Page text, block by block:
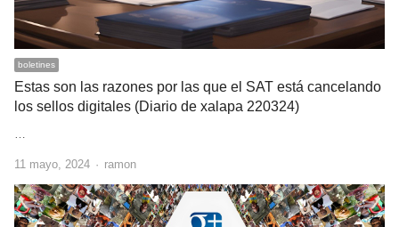
boletines
Estas son las razones por las que el SAT está cancelando
los sellos digitales (Diario de xalapa 220324)
…
11 mayo, 2024 Author
ramon